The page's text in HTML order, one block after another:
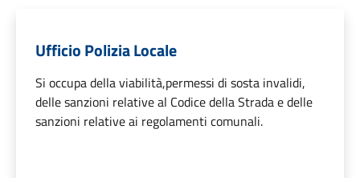
Ufficio Polizia Locale
Si occupa della viabilità,permessi di sosta invalidi,
delle sanzioni relative al Codice della Strada e delle
sanzioni relative ai regolamenti comunali.